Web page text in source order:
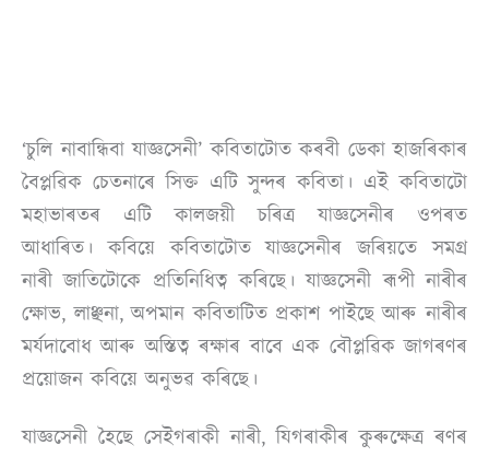
‘চুলি নাবান্ধিবা যাজ্ঞসেনী’ কবিতাটোত কৰবী ডেকা হাজৰিকাৰ
বৈপ্লৱিক চেতনাৰে সিক্ত এটি সুন্দৰ কবিতা। এই কবিতাটো
মহাভাৰতৰ এটি কালজয়ী চৰিত্ৰ যাজ্ঞসেনীৰ ওপৰত
আধাৰিত। কবিয়ে কবিতাটোত যাজ্ঞসেনীৰ জৰিয়তে সমগ্ৰ
নাৰী জাতিটোকে প্ৰতিনিধিত্ব কৰিছে। যাজ্ঞসেনী ৰূপী নাৰীৰ
ক্ষোভ, লাঞ্ছনা, অপমান কবিতাটিত প্ৰকাশ পাইছে আৰু নাৰীৰ
মৰ্যদাবোধ আৰু অস্তিত্ব ৰক্ষাৰ বাবে এক বৌপ্লৱিক জাগৰণৰ
প্ৰয়োজন কবিয়ে অনুভৱ কৰিছে।
যাজ্ঞসেনী হৈছে সেইগৰাকী নাৰী, যিগৰাকীৰ কুৰুক্ষেত্ৰ ৰণৰ